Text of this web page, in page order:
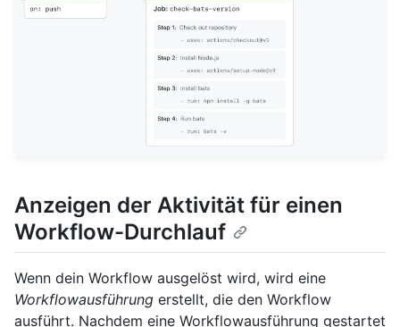
Anzeigen der Aktivität für einen
Workflow-Durchlauf
Wenn dein Workflow ausgelöst wird, wird eine
Workflowausführung erstellt, die den Workflow
ausführt. Nachdem eine Workflowausführung gestartet